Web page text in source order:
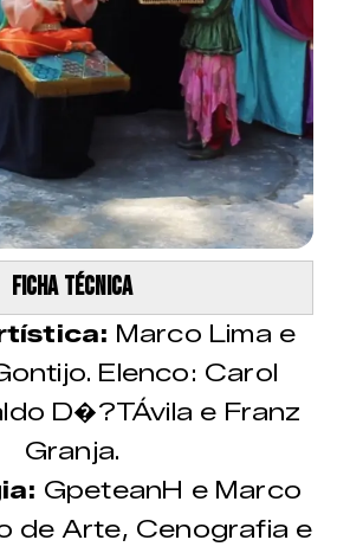
Ficha técnica
Marco Lima e
Elenco: Carol
D�?TÁvila e Franz
Granja.
GpeteanH e Marco
de Arte, Cenografia e